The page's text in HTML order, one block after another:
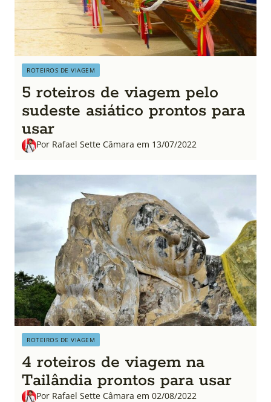
ROTEIROS DE VIAGEM
5 roteiros de viagem pelo
sudeste asiático prontos para
usar
Por Rafael Sette Câmara em 13/07/2022
ROTEIROS DE VIAGEM
4 roteiros de viagem na
Tailândia prontos para usar
Por Rafael Sette Câmara em 02/08/2022